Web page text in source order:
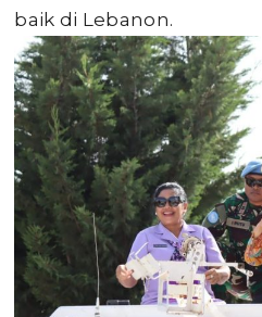
baik di Lebanon.